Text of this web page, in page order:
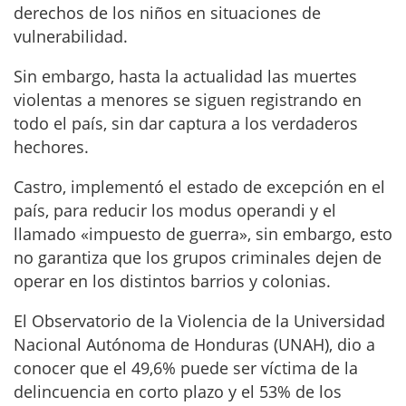
derechos de los niños en situaciones de
vulnerabilidad.
Sin embargo, hasta la actualidad las muertes
violentas a menores se siguen registrando en
todo el país, sin dar captura a los verdaderos
hechores.
Castro, implementó el estado de excepción en el
país, para reducir los modus operandi y el
llamado «impuesto de guerra», sin embargo, esto
no garantiza que los grupos criminales dejen de
operar en los distintos barrios y colonias.
El Observatorio de la Violencia de la Universidad
Nacional Autónoma de Honduras (UNAH), dio a
conocer que el 49,6% puede ser víctima de la
delincuencia en corto plazo y el 53% de los